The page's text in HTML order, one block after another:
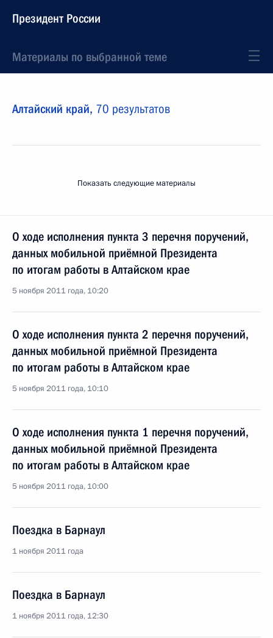
Президент России
Материалы по выбранной теме
Алтайский край, 70 результатов
Показать следующие материалы
О ходе исполнения пункта 3 перечня поручений,
данных мобильной приёмной Президента
по итогам работы в Алтайском крае
5 ноября 2011 года, 10:20
О ходе исполнения пункта 2 перечня поручений,
данных мобильной приёмной Президента
по итогам работы в Алтайском крае
5 ноября 2011 года, 10:10
О ходе исполнения пункта 1 перечня поручений,
данных мобильной приёмной Президента
по итогам работы в Алтайском крае
5 ноября 2011 года, 10:00
Поездка в Барнаул
1 ноября 2011 года
Поездка в Барнаул
1 ноября 2011 года, 12:30